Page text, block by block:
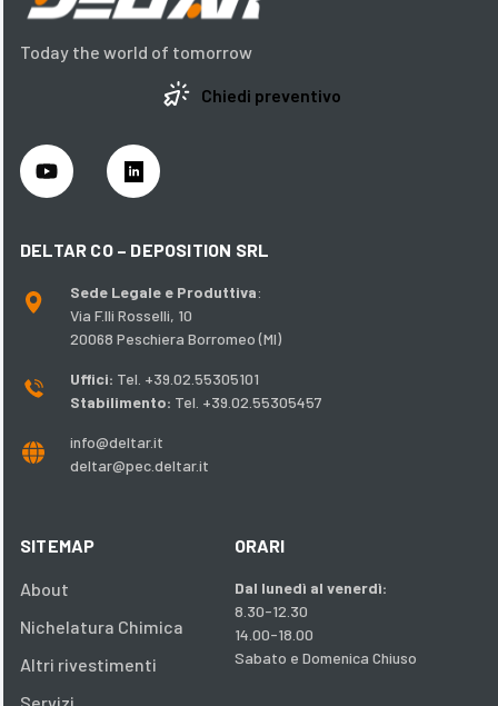
Today the world of tomorrow
Chiedi preventivo
DELTAR CO – DEPOSITION SRL
Sede Legale e Produttiva:
Via F.lli Rosselli, 10
20068 Peschiera Borromeo (MI)
Uffici: Tel. +39.02.55305101
Stabilimento: Tel. +39.02.55305457
info@deltar.it
deltar@pec.deltar.it
ORARI
Dal lunedì al venerdì:
8.30-12.30
14.00-18.00
Sabato e Domenica Chiuso
SITEMAP
About
Nichelatura Chimica
Altri rivestimenti